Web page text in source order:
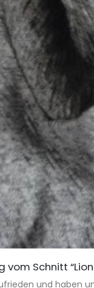
vom Schnitt
und haben